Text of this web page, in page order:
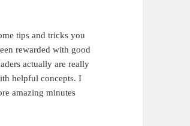
tips and tricks you
rewarded with good
actually are really
helpful concepts. I
amazing minutes